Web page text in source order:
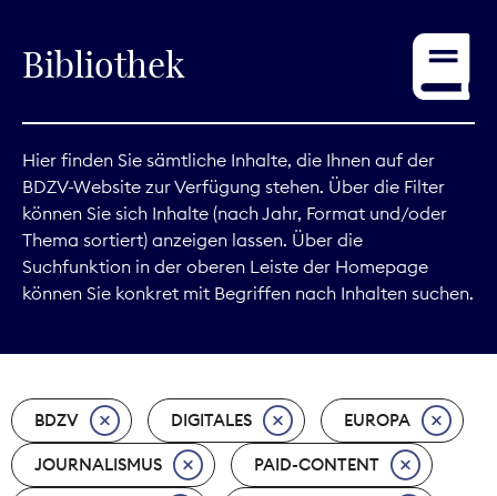
Service
Digitales
Kommunikation
Marktdaten
Nachhaltigkeit
Nachwuchs
Bibliothek
Hier finden Sie sämtliche Inhalte, die Ihnen auf der
BDZV-Website zur Verfügung stehen. Über die Filter
können Sie sich Inhalte (nach Jahr, Format und/oder
Thema sortiert) anzeigen lassen. Über die
Suchfunktion in der oberen Leiste der Homepage
können Sie konkret mit Begriffen nach Inhalten suchen.
BDZV DIGITALES EUROPA
JOURNALISMUS PAID-CONTENT